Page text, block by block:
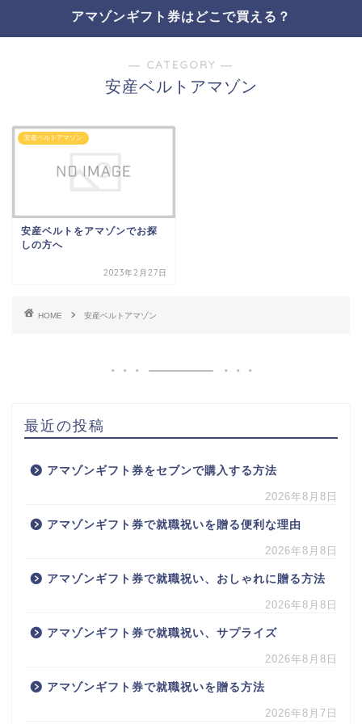
アマゾンギフト券はどこで買える？
― CATEGORY ―
安産ベルトアマゾン
安産ベルトアマゾン
安産ベルトをアマゾンでお探
しの方へ
2023年2月27日
HOME 安産ベルトアマゾン
最近の投稿
アマゾンギフト券をセブンで購入する方法
2026年8月8日
アマゾンギフト券で就職祝いを贈る便利な理由
2026年8月8日
アマゾンギフト券で就職祝い、おしゃれに贈る方法
2026年8月8日
アマゾンギフト券で就職祝い、サプライズ
2026年8月8日
アマゾンギフト券で就職祝いを贈る方法
2026年8月7日